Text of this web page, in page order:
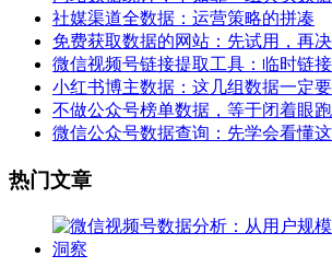
社媒渠道全数据：运营策略的拼凑
免费获取数据的网站：先试用，再
微信视频号链接提取工具：临时链
小红书博主数据：这几组数据一定
不做公众号榜单数据，等于闭着眼
微信公众号数据查询：先学会看懂
热门文章